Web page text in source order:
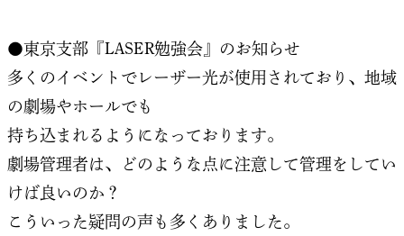
●東京支部『LASER勉強会』のお知らせ
多くのイベントでレーザー光が使用されており、地域
の劇場やホールでも
持ち込まれるようになっております。
劇場管理者は、どのような点に注意して管理をしてい
けば良いのか？
こういった疑問の声も多くありました。